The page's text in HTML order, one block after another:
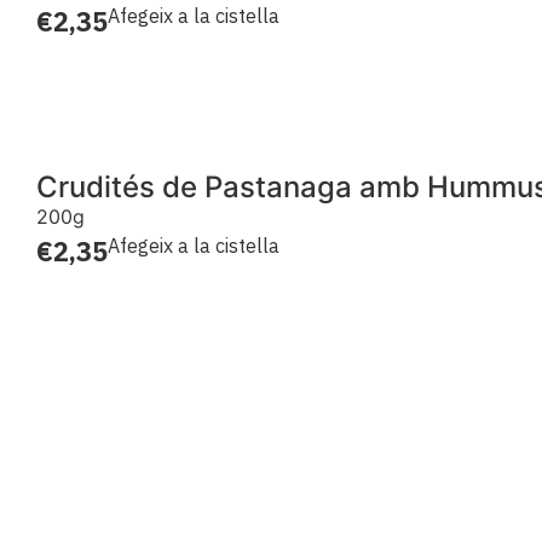
€2,35Afegeix a la cistella
Crudités de Pastanaga amb
200g
€2,35Afegeix a la cistella